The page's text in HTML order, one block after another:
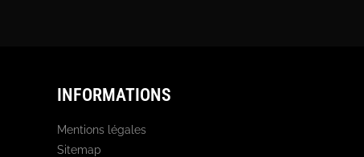
INFORMATIONS
Mentions légales
Sitemap